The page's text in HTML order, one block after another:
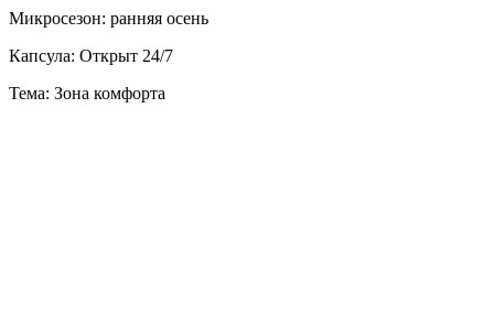
Микросезон: ранняя осень
Капсула: Открыт 24/7
Тема: Зона комфорта